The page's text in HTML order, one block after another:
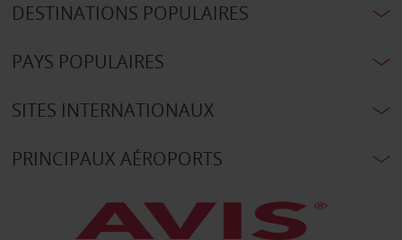
DESTINATIONS POPULAIRES
PAYS POPULAIRES
SITES INTERNATIONAUX
PRINCIPAUX AÉROPORTS